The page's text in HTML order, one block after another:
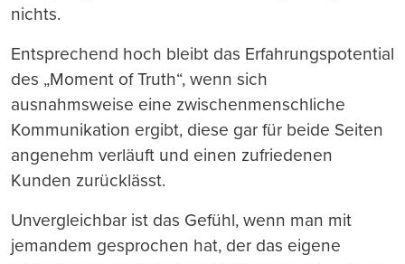
nichts.
Entsprechend hoch bleibt das Erfahrungspotential
des „Moment of Truth“, wenn sich
ausnahmsweise eine zwischenmenschliche
Kommunikation ergibt, diese gar für beide Seiten
angenehm verläuft und einen zufriedenen
Kunden zurücklässt.
Unvergleichbar ist das Gefühl, wenn man mit
jemandem gesprochen hat, der das eigene